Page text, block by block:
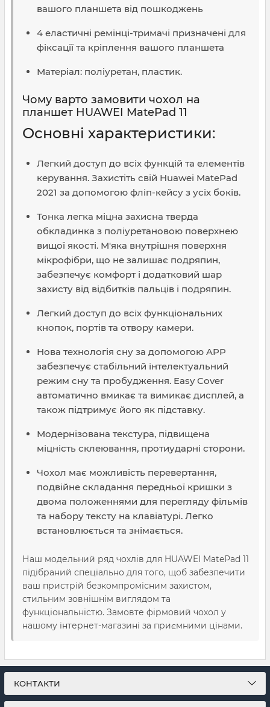
вашого планшета від пошкоджень
4 еластичні ремінці-тримачі призначені для
фіксації та кріплення вашого планшета
Матеріал: поліуретан, пластик.
Чому варто замовити чохол на
планшет HUAWEI MatePad 11
Основні характеристики:
Легкий доступ до всіх функцій та елементів
керування. Захистіть свій Huawei MatePad
2021 за допомогою фліп-кейсу з усіх боків.
Тонка легка міцна захисна тверда
обкладинка з поліуретановою поверхнею
вищої якості. М'яка внутрішня поверхня
мікрофібри, що не залишає подряпин,
забезпечує комфорт і додатковий шар
захисту від відбитків пальців і подряпин.
Легкий доступ до всіх функціональних
кнопок, портів та отвору камери.
Нова технологія сну за допомогою APP
забезпечує стабільний інтелектуальний
режим сну та пробудження. Easy Cover
автоматично вмикає та вимикає дисплей, а
також підтримує його як підставку.
Модернізована текстура, підвищена
міцність склеювання, протиударні сторони.
Чохол має можливість перевертання,
подвійне складання передньої кришки з
двома положеннями для перегляду фільмів
та набору тексту на клавіатурі. Легко
встановлюється та знімається.
Наш модельний ряд чохлів для HUAWEI MatePad 11
підібраний спеціально для того, щоб забезпечити
ваш пристрій безкомпромісним захистом,
стильним зовнішнім виглядом та
функціональністю. Замовте фірмовий чохол у
нашому інтернет-магазині за приємними цінами.
КОНТАКТИ